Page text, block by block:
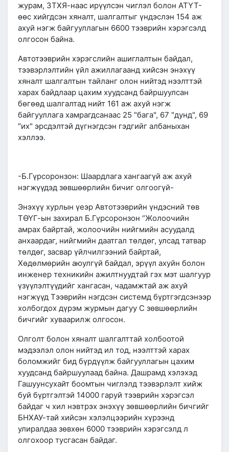
журам, ЗТХЯ-наас ирүүлсэн чиглэл болон АТҮТ-
өөс хийгдсэн хяналт, шалгалтыг үндэслэн 154 аж
ахуй нэгж байгууллагын 6600 тээврийн хэрэгсэлд
олгосон байна.
Автотээврийн хэрэгслийн ашиглалтын байдал,
тээвэрлэлтийн үйл ажиллагаанд хийсэн энэхүү
хяналт шалгалтын тайланг олон нийтэд нээлттэй
харах байдлаар цахим хуудсанд байршуулсан
бөгөөд шалгалтад нийт 161 аж ахуй нэгж
байгууллага хамрагдсанаас 25 "бага", 67 "дунд", 69
"их" эрсдэлтэй дүгнэгдсэн гэдгийг албаныхан
хэллээ.
-Б.Гүрсоронзон: Шаардлага хангаагүй аж ахуй
нэгжүүдэд зөвшөөрлийн бичиг олгоогүй-
Энэхүү хурлын үеэр Автотээврийн үндэсний төв
ТӨҮГ-ын захирал Б.Гүрсоронзон “Жолоочийн
амрах байртай, жолоочийн нийгмийн асуудалд
анхаардаг, нийгмийн даатгал төлдөг, улсад татвар
төлдөг, засвар үйлчилгээний байртай,
Хөдөлмөрийн аюулгүй байдал, эрүүл ахуйн болон
инженер техникийн ажилтнуудтай гэх мэт шалгуур
үзүүлэлтүүдийг хангасан, чадамжтай аж ахуй
нэгжүүд Тээврийн нэгдсэн системд бүртгэгдсэнээр
холбогдох дүрэм журмын дагуу С зөвшөөрлийн
бичгийг хуваарилж олгосон.
Олголт болон хяналт шалгалттай холбоотой
мэдээлэл олон нийтэд ил тод, нээлттэй харах
боломжийг бид бүрдүүлж байгууллагын цахим
хуудсанд байршуулаад байна. Дашрамд хэлэхэд
Гашуунсухайт боомтын чиглэлд тээвэрлэлт хийж
буй бүртгэлтэй 14000 гаруй тээврийн хэрэгсэл
байдаг ч хил нэвтрэх энэхүү зөвшөөрлийн бичгийг
БНХАУ-тай хийсэн хэлэлцээрийн хүрээнд
улиралдаа зөвхөн 6000 тээврийн хэрэгсэлд л
олгохоор тусгасан байдаг.